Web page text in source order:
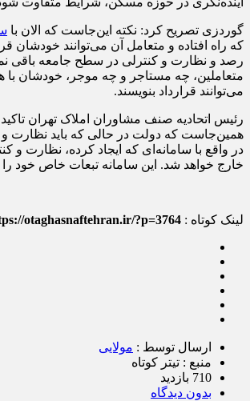
گوردزی تصریح کرد: نکته این‌جاست که الان با
که راه افتاده و متعامل آن می‌توانند خودشان
رصد و نظارت و کنترلی در سطح جامعه باقی
متعاملین، چه مستاجر و چه موجر، خودشان با
می‌توانند قرارداد بنویسند.
رئیس اتحادیه صنف مشاوران املاک تهران
همین‌جاست که دولت در حالی که باید نظارت و
در واقع با سامانه‌ای که ایجاد کرده، نظارت و
خارج خواهد شد. این سامانه تبعات خاص خود را
لینک کوتاه : otaghasnaftehran.ir/?p=3764
ارسال توسط : مولایی
منبع : تیتر کوتاه
710 بازدید
بدون دیدگاه